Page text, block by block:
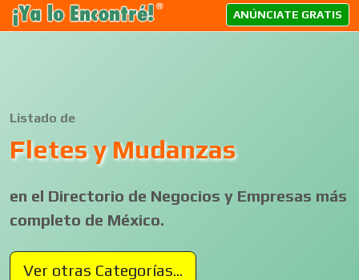
ANÚNCIATE GRATIS
Listado de
Fletes y Mudanzas
en el Directorio de Negocios y Empresas más
completo de México.
Ver otras Categorías...